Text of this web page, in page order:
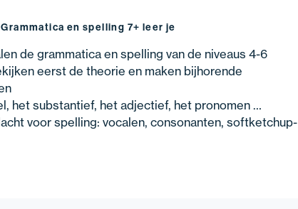
en spelling 7+ leer je
de grammatica en spelling van de niveaus 4-6
eerst de theorie en maken bijhorende
het substantief, het adjectief, het pronomen …
voor spelling: vocalen, consonanten, softketchup-